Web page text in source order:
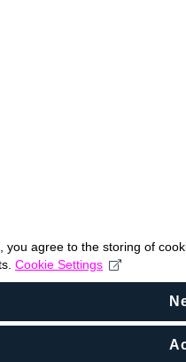
you agree to the storing of
Cookie Settings